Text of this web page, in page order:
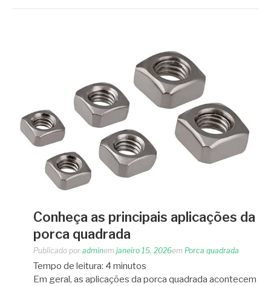
Conheça as principais aplicações da
porca quadrada
Publicado por adminem janeiro 15, 2026em Porca quadrada
Tempo de leitura: 4 minutos
Em geral, as aplicações da porca quadrada acontecem